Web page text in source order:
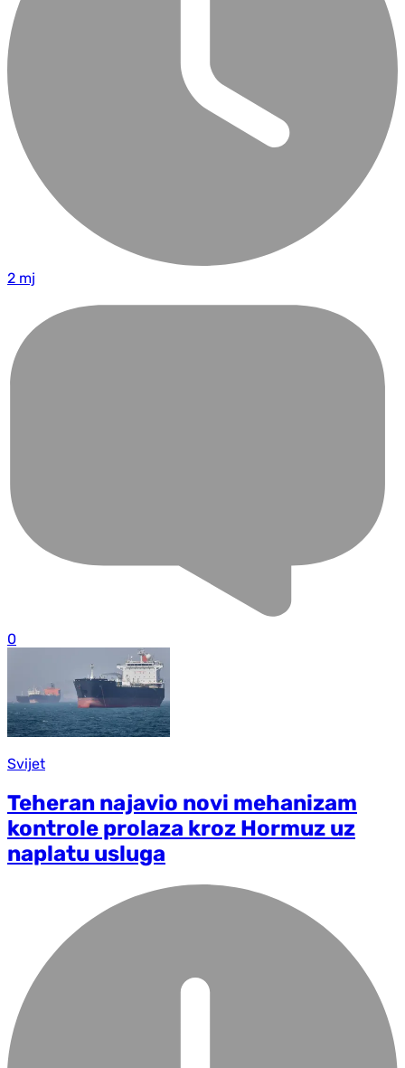
2 mj
0
Svijet
Teheran najavio novi mehanizam
kontrole prolaza kroz Hormuz uz
naplatu usluga